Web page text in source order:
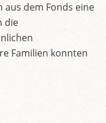
dem Fonds eine
die
Familien konnten